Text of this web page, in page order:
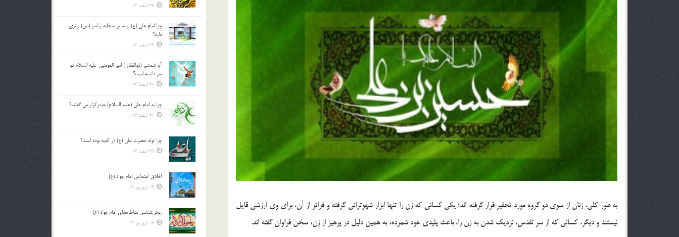
به طور کلی، زنان از سوی دو گروه مورد تحقیر قرار گرفته اند؛ یکی کسانی که زن را تنها ابزار شهوترانی گرفته و فراتر از آن، برای وی ارزشی قایل
نیستند و دیگر، کسانی که از سر تقدس، نزدیک شدن به زن را، باعث پلیدی خود شمرده، به همین دلیل در پرهیز از زن، سخن فراوان گفته اند.
29 اسفند 03
چرا امام علی (ع) بر سایر صحابه پیامبر (ص) برتری
دارد؟
29 اسفند 03
آیا شمشیر (ذوالفقار ) امیر المومنین علیه السلام دو
سر داشته است؟
29 اسفند 03
چرا به امام علی (علیه السلام) حیدرکرار می گفتند؟
29 اسفند 03
چرا تولد حضرت علی (ع) در کعبه بوده است؟
29 اسفند 03
اخلاق اجتماعی امام جواد (ع)
16 شهریور 03
روش‌شناسی مناظره‌های امام جواد (ع)
16 شهریور 03